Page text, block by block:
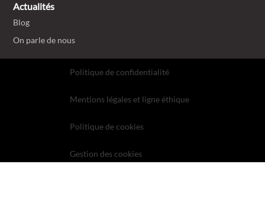
Actualités
Blog
On parle de nous
Politique de confidentialité
Mentions légales et ligne éthique
Politique de cookies
Gestion des cookies